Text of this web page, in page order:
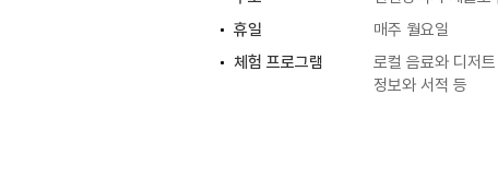
휴일
매주 월요일
체험 프로그램
로컬 음료와 디저
정보와 서적 등